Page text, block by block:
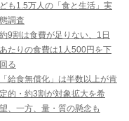
ども1.5万人の「食と生活」実
態調査
約9割は食費が足りない、1日
あたりの食費は1人500円を下
回る
「給食無償化」は半数以上が肯
定的・約3割が対象拡大を希
望、一方、量・質の懸念も